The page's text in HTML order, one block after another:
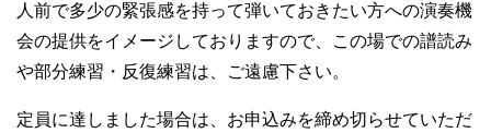
人前で多少の緊張感を持って弾いておきたい方への演奏機
会の提供をイメージしておりますので、この場での譜読み
や部分練習・反復練習は、ご遠慮下さい。
定員に達しました場合は、お申込みを締め切らせていただ